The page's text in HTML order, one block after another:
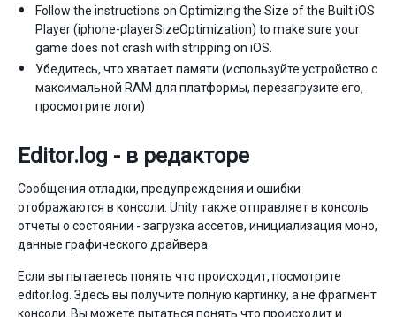
Follow the instructions on Optimizing the Size of the Built iOS
Player (iphone-playerSizeOptimization) to make sure your
game does not crash with stripping on iOS.
Убедитесь, что хватает памяти (используйте устройство с
максимальной RAM для платформы, перезагрузите его,
просмотрите логи)
Editor.log - в редакторе
Сообщения отладки, предупреждения и ошибки
отображаются в консоли. Unity также отправляет в консоль
отчеты о состоянии - загрузка ассетов, инициализация моно,
данные графического драйвера.
Если вы пытаетесь понять что происходит, посмотрите
editor.log. Здесь вы получите полную картинку, а не фрагмент
консоли. Вы можете пытаться понять что происходит и